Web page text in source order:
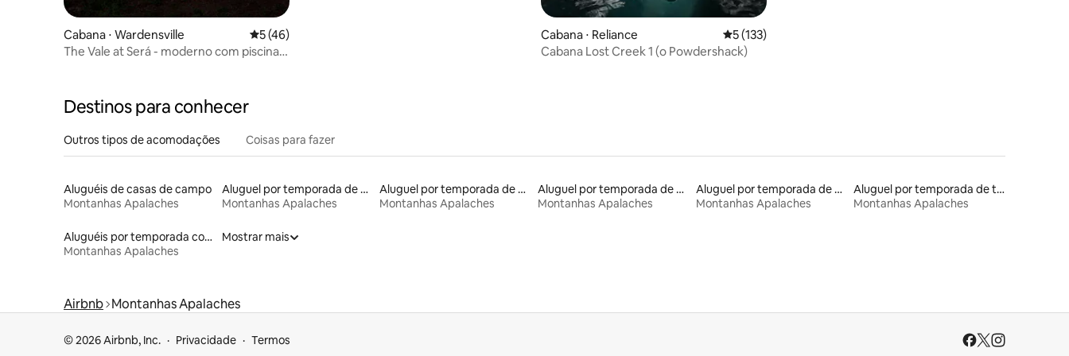
Cabana ⋅ Wardensville 5 de uma avaliação média de 5, 46 avaliações
5 (46)
The Vale at Será - moderno com piscina
Cabana ⋅ Reliance 5 de uma avaliação média de 5, 133 avaliações
5 (133)
Cabana Lost Creek 1 (o Powdershack)
Destinos para conhecer
Outros tipos de acomodações Coisas para fazer
Aluguéis de casas de campo
Montanhas Apalaches
Aluguel por temporada de ônibus
Montanhas Apalaches
Aluguel por temporada de casas arredondadas
Montanhas Apalaches
Aluguel por temporada de casas na árvore
Montanhas Apalaches
Aluguel por temporada de casas de hóspedes
Montanhas Apalaches
Aluguel por temporada de trens
Montanhas Apalaches
Aluguéis por temporada com acesso ao lago
Montanhas Apalaches
Mostrar mais
Airbnb Montanhas Apalaches
© 2026 Airbnb, Inc. Privacidade Termos